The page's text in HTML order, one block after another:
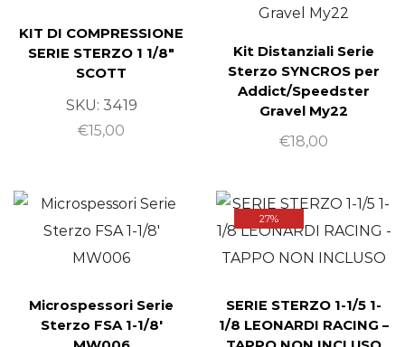
KIT DI COMPRESSIONE
SERIE STERZO 1 1/8″
SCOTT
SKU: 3419
€15,00
Kit Distanziali Serie
Sterzo SYNCROS per
Addict/Speedster
Gravel My22
€18,00
Microspessori Serie
Sterzo FSA 1-1/8′
27%
SERIE STERZO 1-1/5 1-
1/8 LEONARDI RACING –